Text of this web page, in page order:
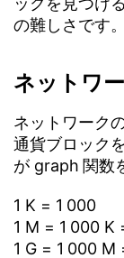
の難しさです。
ネットワ
ネットワーク
通貨ブロック
が graph 関数
1 K = 1 000
1 M = 1 000 K
1 G = 1 000